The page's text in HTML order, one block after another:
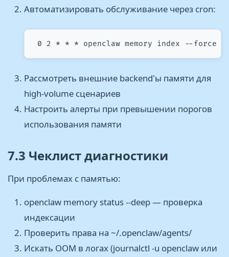
Автоматизировать обслуживание через cron:
0 2 * * * openclaw memory index --force
Рассмотреть внешние backend'ы памяти для
high-volume сценариев
Настроить алерты при превышении порогов
использования памяти
7.3 Чеклист диагностики
При проблемах с памятью:
openclaw memory status --deep — проверка
индексации
Проверить права на ~/.openclaw/agents/
Искать OOM в логах (journalctl -u openclaw или